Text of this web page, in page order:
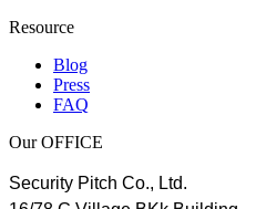
Resource
Blog
Press
FAQ
Our OFFICE
Security Pitch Co., Ltd.